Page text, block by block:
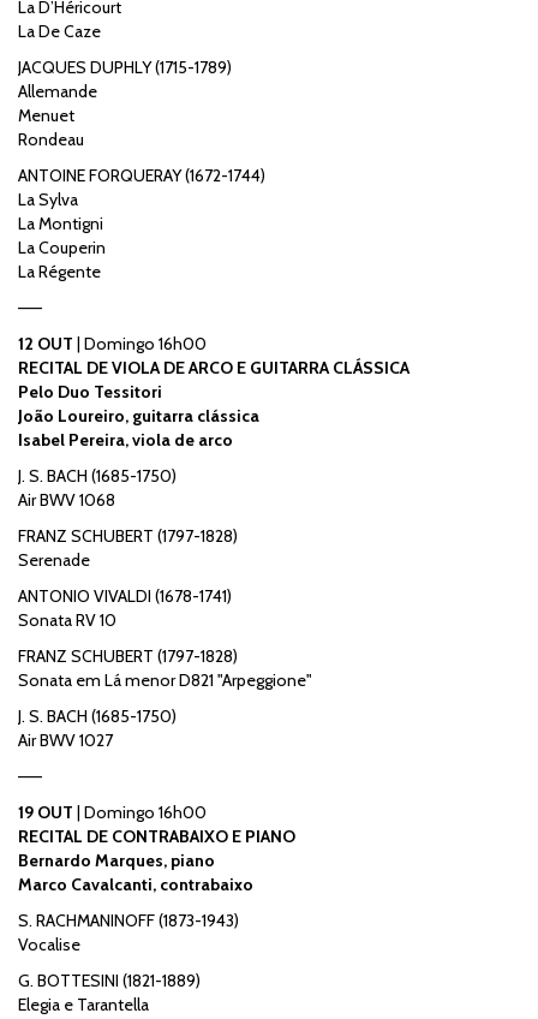
La D’Héricourt
La De Caze
JACQUES DUPHLY (1715-1789)
Allemande
Menuet
Rondeau
ANTOINE FORQUERAY (1672-1744)
La Sylva
La Montigni
La Couperin
La Régente
——
12 OUT | Domingo 16h00
RECITAL DE VIOLA DE ARCO E GUITARRA CLÁSSICA
Pelo Duo Tessitori
João Loureiro, guitarra clássica
Isabel Pereira, viola de arco
J. S. BACH (1685-1750)
Air BWV 1068
FRANZ SCHUBERT (1797-1828)
Serenade
ANTONIO VIVALDI (1678-1741)
Sonata RV 10
FRANZ SCHUBERT (1797-1828)
Sonata em Lá menor D821 "Arpeggione"
J. S. BACH (1685-1750)
Air BWV 1027
——
19 OUT | Domingo 16h00
RECITAL DE CONTRABAIXO E PIANO
Bernardo Marques, piano
Marco Cavalcanti, contrabaixo
S. RACHMANINOFF (1873-1943)
Vocalise
G. BOTTESINI (1821-1889)
Elegia e Tarantella